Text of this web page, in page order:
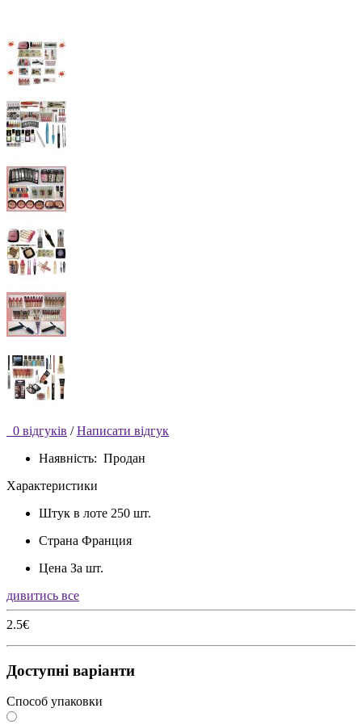
0 відгуків / Написати відгук
Наявність: Продан
Характеристики
Штук в лоте 250 шт.
Страна Франция
Цена За шт.
дивитись все
2.5€
Доступні варіанти
Способ упаковки